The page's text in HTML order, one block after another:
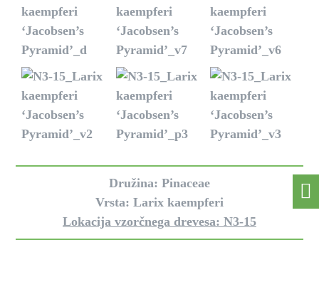
Družina: Pinaceae
Vrsta: Larix kaempferi
Lokacija vzorčnega drevesa: N3-15